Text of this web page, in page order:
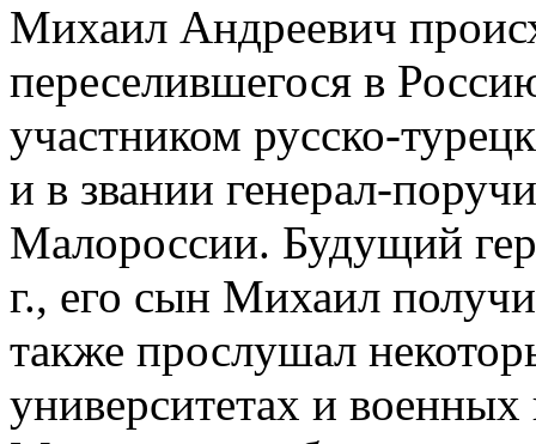
Михаил Андреевич
переселившегося в
участником русско-
и в звании генерал-
Малороссии. Будущий
г., его сын Михаил
также прослушал
университетах и